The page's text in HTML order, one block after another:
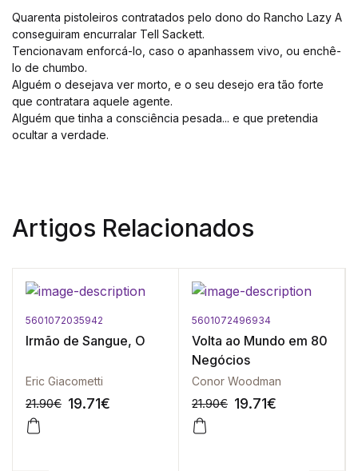
Quarenta pistoleiros contratados pelo dono do Rancho Lazy A
conseguiram encurralar Tell Sackett.
Tencionavam enforcá-lo, caso o apanhassem vivo, ou enchê-
lo de chumbo.
Alguém o desejava ver morto, e o seu desejo era tão forte
que contratara aquele agente.
Alguém que tinha a consciência pesada... e que pretendia
ocultar a verdade.
Artigos Relacionados
5601072035942
Irmão de Sangue, O
Eric Giacometti
21.90€ 19.71€
5601072496934
Volta ao Mundo em 80
Negócios
Conor Woodman
21.90€ 19.71€